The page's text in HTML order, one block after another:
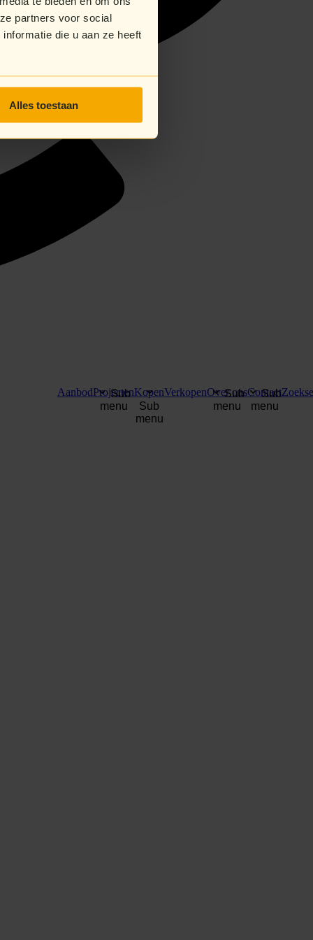
partners voor social
die u aan ze heeft
Alles toestaan
AanbodProjecten
Sub
menu
Kopen
Sub
menu
VerkopenOver ons
Sub
menu
Contact
Sub
menu